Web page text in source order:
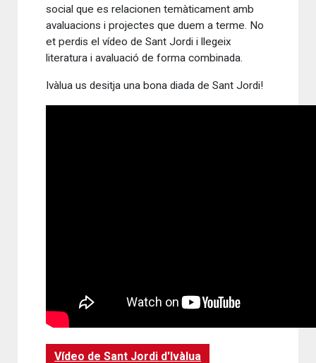
social que es relacionen temàticament amb
avaluacions i projectes que duem a terme. No
et perdis el vídeo de Sant Jordi i llegeix
literatura i avaluació de forma combinada.
Ivàlua us desitja una bona diada de Sant Jordi!
Vídeo de Sant Jordi d'Ivàlua